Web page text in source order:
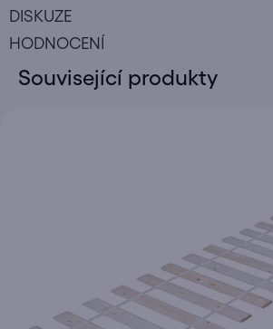
DISKUZE
HODNOCENÍ
Související produkty